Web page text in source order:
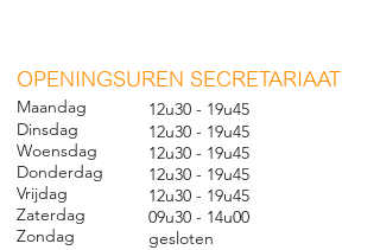
OPENINGSUREN SECRETARIAAT
Maandag
Dinsdag
Woensdag
Donderdag
Vrijdag
Zaterdag
Zondag
12u30 - 19u45
12u30 - 19u45
12u30 - 19u45
12u30 - 19u45
12u30 - 19u45
09u30 - 14u00
gesloten